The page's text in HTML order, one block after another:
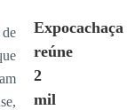
Expocachaça
reúne
2
mil